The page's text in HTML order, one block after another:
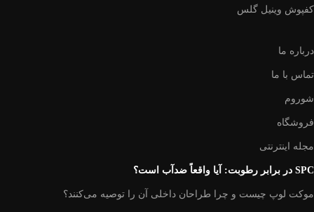
کفپوش وینیل گلس
درباره ما
تماس با ما
شوروم
فروشگاه
مجله اینترنتی
SPC در برابر رطوبت: آیا واقعاً ضد‌آب است؟
موکت لوپ چیست و چرا طراحان داخلی آن را توصیه می‌کنند؟